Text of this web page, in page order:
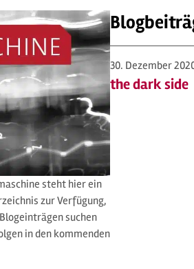
steht hier ein
zur Verfügung,
suchen
in den kommenden
30. Dezember
the dark side